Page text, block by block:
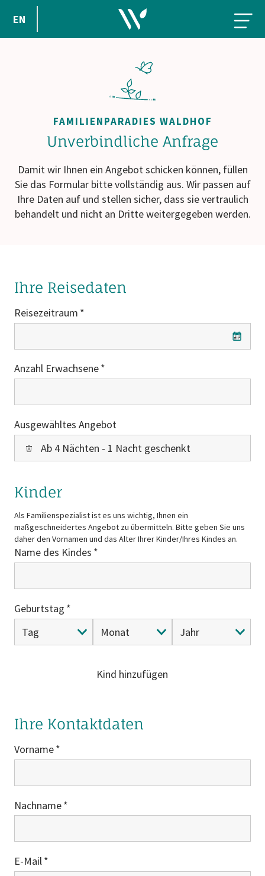
EN
FAMILIENPARADIES WALDHOF
Unverbindliche Anfrage
Damit wir Ihnen ein Angebot schicken können, füllen
Sie das Formular bitte vollständig aus. Wir passen auf
Ihre Daten auf und stellen sicher, dass sie vertraulich
behandelt und nicht an Dritte weitergegeben werden.
Ihre Reisedaten
Reisezeitraum
Anzahl Erwachsene
Ausgewähltes Angebot
Ab 4 Nächten - 1 Nacht geschenkt
Kinder
Als Familienspezialist ist es uns wichtig, Ihnen ein
maßgeschneidertes Angebot zu übermitteln. Bitte geben Sie uns
daher den Vornamen und das Alter Ihrer Kinder/Ihres Kindes an.
Name des Kindes
Geburtstag
Kind hinzufügen
Ihre Kontaktdaten
Vorname
Nachname
E-Mail